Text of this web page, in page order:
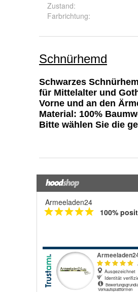
Zustand:
Farbrichtung:
Armeeladen24
100%